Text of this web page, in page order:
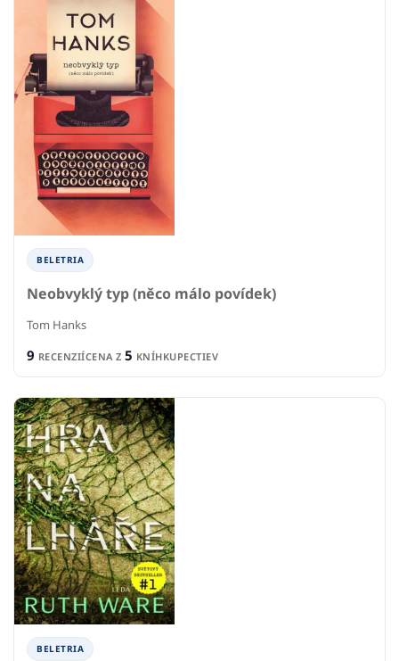
BELETRIA
Neobvyklý typ (něco málo povídek)
Tom Hanks
9 RECENZIÍCENA Z 5 KNÍHKUPECTIEV
BELETRIA